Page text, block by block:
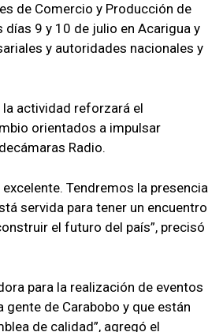
de Comercio y Producción de
días 9 y 10 de julio en Acarigua y
y autoridades nacionales y
la actividad reforzará el
orientados a impulsar
Radio.
Tendremos la presencia
servida para tener un encuentro
el futuro del país”, precisó
para la realización de eventos
de Carabobo y que están
de calidad”, agregó el